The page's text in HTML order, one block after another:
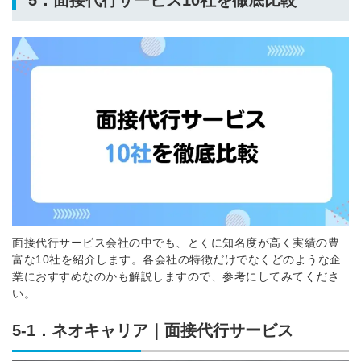
面接代行サービス会社の中でも、とくに知名度が高く実績の豊
富な10社を紹介します。各会社の特徴だけでなくどのような企
業におすすめなのかも解説しますので、参考にしてみてくださ
い。
5-1．ネオキャリア｜面接代行サービス